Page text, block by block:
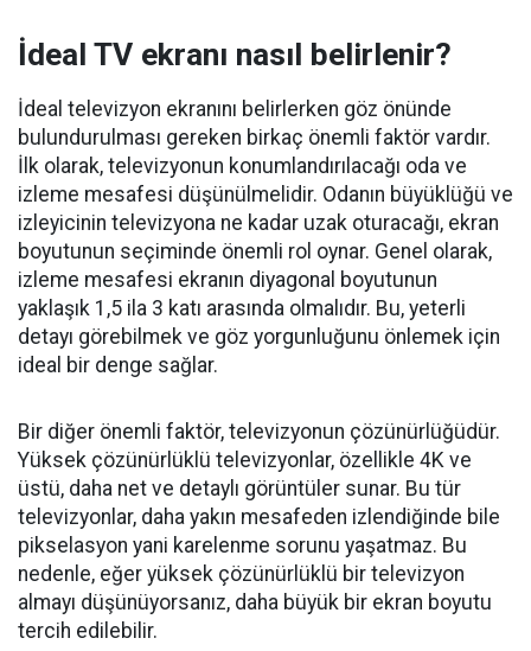
İdeal TV ekranı nasıl belirlenir?
İdeal televizyon ekranını belirlerken göz önünde
bulundurulması gereken birkaç önemli faktör vardır.
İlk olarak, televizyonun konumlandırılacağı oda ve
izleme mesafesi düşünülmelidir. Odanın büyüklüğü ve
izleyicinin televizyona ne kadar uzak oturacağı, ekran
boyutunun seçiminde önemli rol oynar. Genel olarak,
izleme mesafesi ekranın diyagonal boyutunun
yaklaşık 1,5 ila 3 katı arasında olmalıdır. Bu, yeterli
detayı görebilmek ve göz yorgunluğunu önlemek için
ideal bir denge sağlar.
Bir diğer önemli faktör, televizyonun çözünürlüğüdür.
Yüksek çözünürlüklü televizyonlar, özellikle 4K ve
üstü, daha net ve detaylı görüntüler sunar. Bu tür
televizyonlar, daha yakın mesafeden izlendiğinde bile
pikselasyon yani karelenme sorunu yaşatmaz. Bu
nedenle, eğer yüksek çözünürlüklü bir televizyon
almayı düşünüyorsanız, daha büyük bir ekran boyutu
tercih edilebilir.